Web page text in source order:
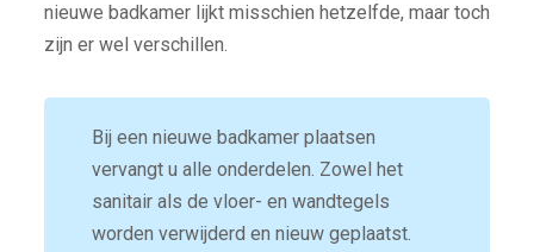
nieuwe badkamer lijkt misschien hetzelfde, maar toch
zijn er wel verschillen.
Bij een nieuwe badkamer plaatsen
vervangt u alle onderdelen. Zowel het
sanitair als de vloer- en wandtegels
worden verwijderd en nieuw geplaatst.